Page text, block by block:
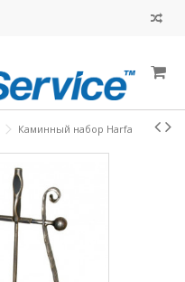
Каминный набор Harfa